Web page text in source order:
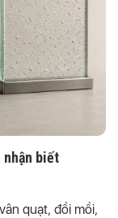
nhận biết
quạt, đồi mồi,